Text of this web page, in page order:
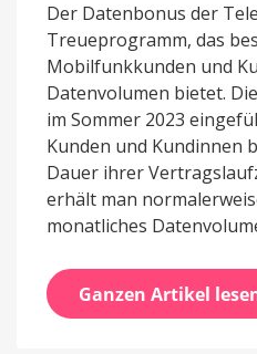
Der Datenbonus der
Treueprogramm, das
Mobilfunkkunden und
Datenvolumen bietet.
im Sommer 2023
Kunden und Kundinnen
Dauer ihrer
erhält man
monatliches
Ganzen Artikel